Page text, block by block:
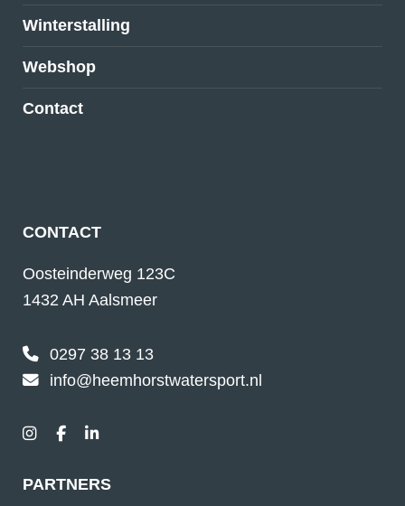
Winterstalling
Webshop
Contact
CONTACT
Oosteinderweg 123C
1432 AH Aalsmeer
0297 38 13 13
info@heemhorstwatersport.nl
PARTNERS